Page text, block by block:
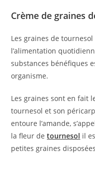
Crème de graines
Les graines de
l’alimentation
substances bénéfiques
organisme.
Les graines sont en fait
tournesol et son
entoure l’amande,
la fleur detournesol il
petites graines